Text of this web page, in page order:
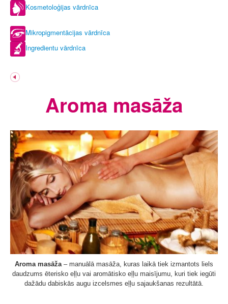
Kosmetoloģijas vārdnīca
Mikropigmentācijas vārdnīca
Ingredientu vārdnīca
Aroma masāža
Aroma masāža– manuālā masāža, kuras laikā tiek izmantots liels
daudzums ēterisko eļļu vai aromātisko eļļu maisījumu, kuri tiek iegūti
dažādu dabiskās augu izcelsmes eļļu sajaukšanas rezultātā.